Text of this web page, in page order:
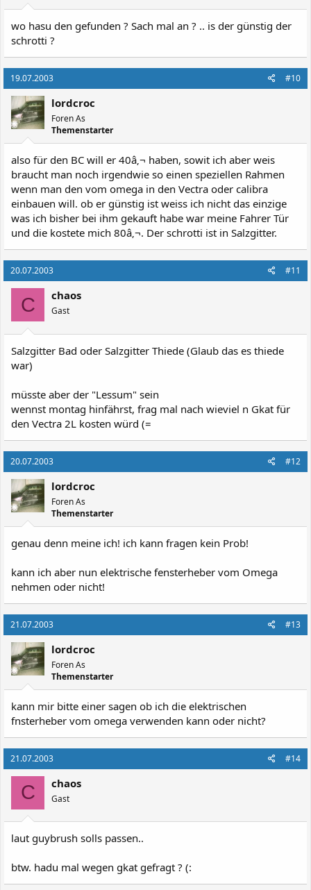
wo hasu den gefunden ? Sach mal an ? .. is der günstig der
schrotti ?
19.07.2003 #10
lordcroc
Foren As
Themenstarter
also für den BC will er 40â‚¬ haben, sowit ich aber weis
braucht man noch irgendwie so einen speziellen Rahmen
wenn man den vom omega in den Vectra oder calibra
einbauen will. ob er günstig ist weiss ich nicht das einzige
was ich bisher bei ihm gekauft habe war meine Fahrer Tür
und die kostete mich 80â‚¬. Der schrotti ist in Salzgitter.
20.07.2003 #11
C chaos
Gast
Salzgitter Bad oder Salzgitter Thiede (Glaub das es thiede
war)
müsste aber der "Lessum" sein
wennst montag hinfährst, frag mal nach wieviel n Gkat für
den Vectra 2L kosten würd (=
20.07.2003 #12
lordcroc
Foren As
Themenstarter
genau denn meine ich! ich kann fragen kein Prob!
kann ich aber nun elektrische fensterheber vom Omega
nehmen oder nicht!
21.07.2003 #13
lordcroc
Foren As
Themenstarter
kann mir bitte einer sagen ob ich die elektrischen
fnsterheber vom omega verwenden kann oder nicht?
21.07.2003 #14
C chaos
Gast
laut guybrush solls passen..
btw. hadu mal wegen gkat gefragt ? (: